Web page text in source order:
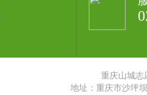
重庆山城
地址：重庆市沙坪